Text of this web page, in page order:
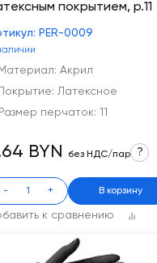
покрытием, р.11
PER-0009
Материал: Акрил
Покрытие: Латексное
Размер перчаток: 11
к сравнению
BYN без НДС/пар ?
- + В корзину